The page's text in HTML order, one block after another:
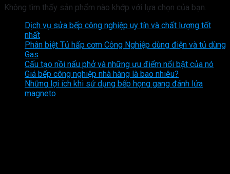
Không tìm thấy sản phẩm nào khớp với lựa chọn của bạn.
Dịch vụ sửa bếp công nghiệp uy tín và chất lượng tốt
nhất
Phân biệt Tủ hấp cơm Công Nghiệp dùng điện và tủ dùng
Gas
Cấu tạo nồi nấu phở và những ưu điểm nổi bật của nó
Giá bếp công nghiệp nhà hàng là bao nhiêu?
Những lợi ích khi sử dụng bếp họng gang đánh lửa
magneto